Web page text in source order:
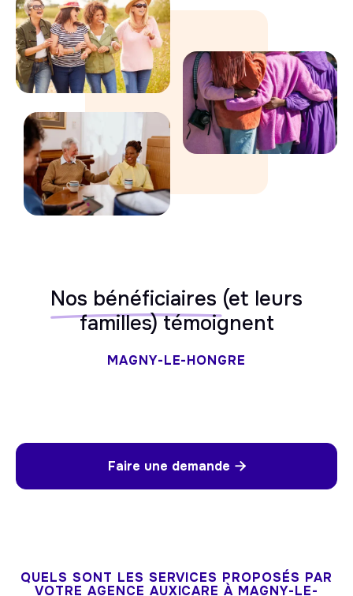
Nos bénéficiaires (et leurs
familles) témoignent
MAGNY-LE-HONGRE
Faire une demande 
QUELS SONT LES SERVICES PROPOSÉS PAR
VOTRE AGENCE AUXICARE À MAGNY-LE-